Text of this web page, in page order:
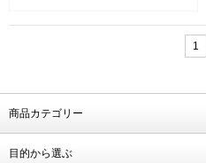
1
商品カテゴリー
目的から選ぶ